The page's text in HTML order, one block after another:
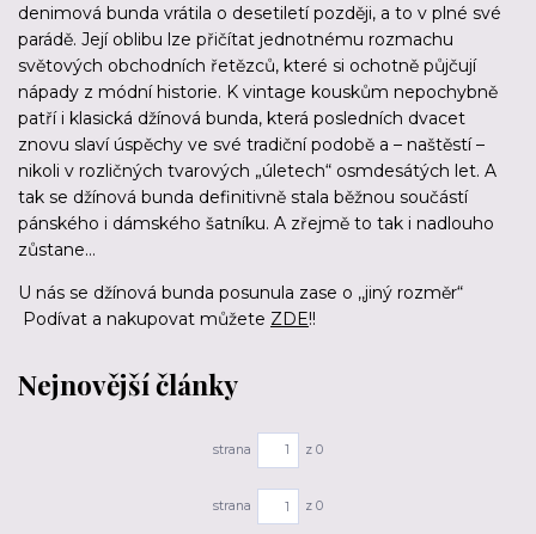
denimová bunda vrátila o desetiletí později, a to v plné své
parádě. Její oblibu lze přičítat jednotnému rozmachu
světových obchodních řetězců, které si ochotně půjčují
nápady z módní historie. K vintage kouskům nepochybně
patří i klasická džínová bunda, která posledních dvacet
znovu slaví úspěchy ve své tradiční podobě a – naštěstí –
nikoli v rozličných tvarových „úletech“ osmdesátých let. A
tak se džínová bunda definitivně stala běžnou součástí
pánského i dámského šatníku. A zřejmě to tak i nadlouho
zůstane…
U nás se džínová bunda posunula zase o ,,jiný rozměr“
Podívat a nakupovat můžete ZDE!!
Nejnovější články
strana z 0
strana z 0